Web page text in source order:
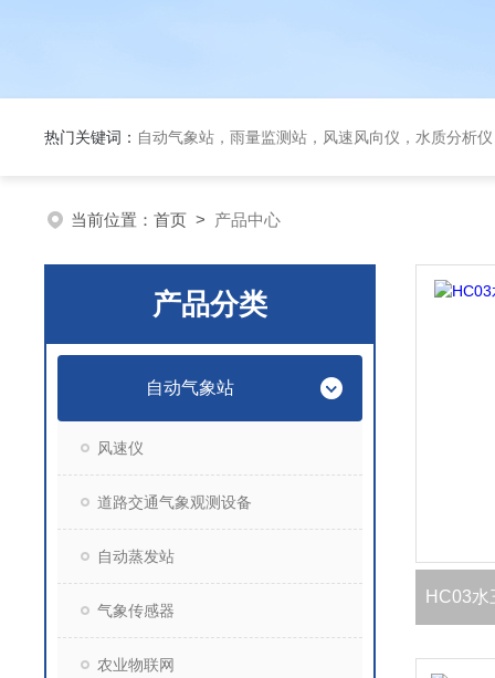
热门关键词： 自动气象站，雨量监测站，风速风向仪，水质分析
当前位置： 首页 > 产品中心
产品分类
自动气象站
风速仪
道路交通气象观测设备
自动蒸发站
气象传感器
农业物联网
HC03